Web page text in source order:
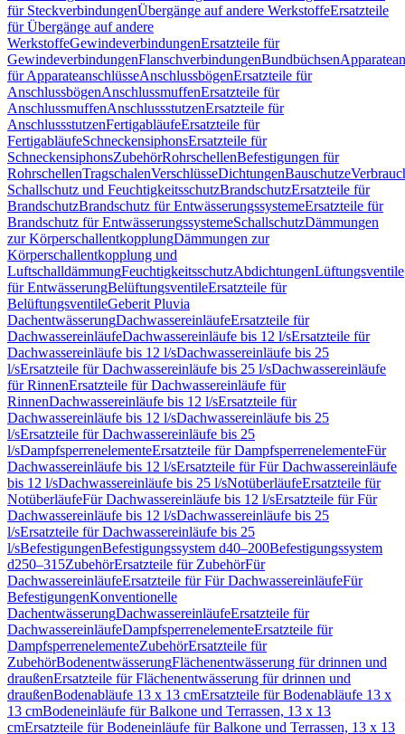
für SteckverbindungenÜbergänge auf andere WerkstoffeErsatzteile
für Übergänge auf andere
WerkstoffeGewindeverbindungenErsatzteile für
GewindeverbindungenFlanschverbindungenBundbüchsen
für ApparateanschlüsseAnschlussbögenErsatzteile für
AnschlussbögenAnschlussmuffenErsatzteile für
AnschlussmuffenAnschlussstutzenErsatzteile für
AnschlussstutzenFertigabläufeErsatzteile für
FertigabläufeSchneckensiphonsErsatzteile für
SchneckensiphonsZubehörRohrschellenBefestigungen für
RohrschellenTragschalenVerschlüsseDichtungenBauschutze
Schallschutz und FeuchtigkeitsschutzBrandschutzErsatzteile für
BrandschutzBrandschutz für EntwässerungssystemeErsatzteile für
Brandschutz für EntwässerungssystemeSchallschutzDämmungen
zur KörperschallentkopplungDämmungen zur
Körperschallentkopplung und
LuftschalldämmungFeuchtigkeitsschutzAbdichtungenLüftungsventile
für EntwässerungBelüftungsventileErsatzteile für
BelüftungsventileGeberit Pluvia
DachentwässerungDachwassereinläufeErsatzteile für
DachwassereinläufeDachwassereinläufe bis 12 l/sErsatzteile für
Dachwassereinläufe bis 12 l/sDachwassereinläufe bis 25
l/sErsatzteile für Dachwassereinläufe bis 25 l/sDachwassereinläufe
für RinnenErsatzteile für Dachwassereinläufe für
RinnenDachwassereinläufe bis 12 l/sErsatzteile für
Dachwassereinläufe bis 12 l/sDachwassereinläufe bis 25
l/sErsatzteile für Dachwassereinläufe bis 25
l/sDampfsperrenelementeErsatzteile für DampfsperrenelementeFür
Dachwassereinläufe bis 12 l/sErsatzteile für Für Dachwassereinläufe
bis 12 l/sDachwassereinläufe bis 25 l/sNotüberläufeErsatzteile für
NotüberläufeFür Dachwassereinläufe bis 12 l/sErsatzteile für Für
Dachwassereinläufe bis 12 l/sDachwassereinläufe bis 25
l/sErsatzteile für Dachwassereinläufe bis 25
l/sBefestigungenBefestigungssystem d40–200Befestigungssystem
d250–315ZubehörErsatzteile für ZubehörFür
DachwassereinläufeErsatzteile für Für DachwassereinläufeFür
BefestigungenKonventionelle
DachentwässerungDachwassereinläufeErsatzteile für
DachwassereinläufeDampfsperrenelementeErsatzteile für
DampfsperrenelementeZubehörErsatzteile für
ZubehörBodenentwässerungFlächenentwässerung für drinnen und
draußenErsatzteile für Flächenentwässerung für drinnen und
draußenBodenabläufe 13 x 13 cmErsatzteile für Bodenabläufe 13 x
13 cmBodeneinläufe für Balkone und Terrassen, 13 x 13
cmErsatzteile für Bodeneinläufe für Balkone und Terrassen, 13 x 13